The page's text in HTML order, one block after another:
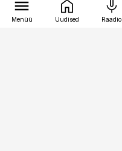
Menüü Uudised Raadio